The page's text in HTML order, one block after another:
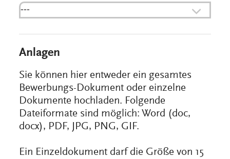
---
Anlagen
Sie können hier entweder ein gesamtes
Bewerbungs-Dokument oder einzelne
Dokumente hochladen. Folgende
Dateiformate sind möglich: Word (doc,
docx), PDF, JPG, PNG, GIF.
Ein Einzeldokument darf die Größe von 15